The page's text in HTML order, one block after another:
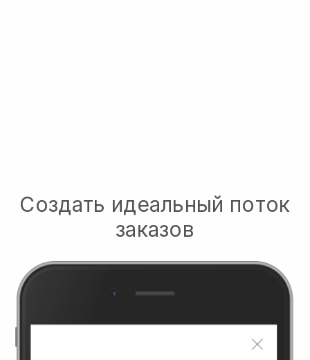
Создать идеальный поток
заказов